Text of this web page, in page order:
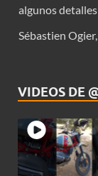
algunos
Sébastien
VIDEOS DE